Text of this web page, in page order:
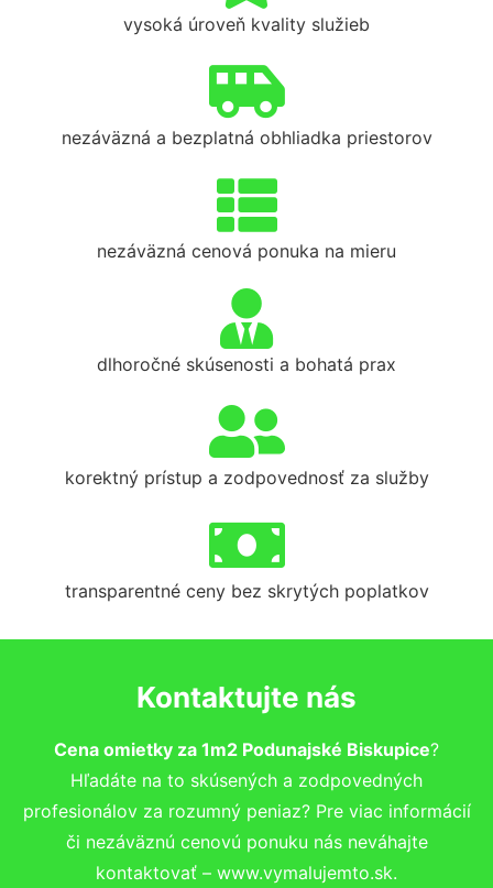
vysoká úroveň kvality služieb
nezáväzná a bezplatná obhliadka priestorov
nezáväzná cenová ponuka na mieru
dlhoročné skúsenosti a bohatá prax
korektný prístup a zodpovednosť za služby
transparentné ceny bez skrytých poplatkov
Kontaktujte nás
Cena omietky za 1m2 Podunajské Biskupice?
Hľadáte na to skúsených a zodpovedných
profesionálov za rozumný peniaz? Pre viac informácií
či nezáväznú cenovú ponuku nás neváhajte
kontaktovať – www.vymalujemto.sk.